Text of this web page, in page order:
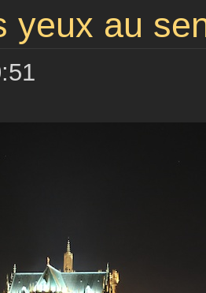
yeux au